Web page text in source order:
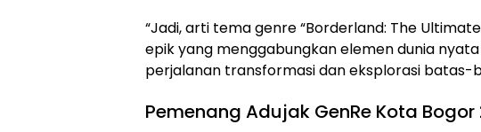
“Jadi, arti tema genre “Borderland: The
epik yang menggabungkan elemen dunia
perjalanan transformasi dan eksplorasi batas-
Pemenang Adujak GenRe Kota Bogor